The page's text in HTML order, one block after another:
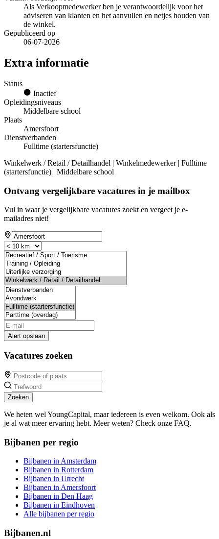
Als Verkoopmedewerker ben je verantwoordelijk voor het
adviseren van klanten en het aanvullen en netjes houden van
de winkel.
Gepubliceerd op
06-07-2026
Extra informatie
Status
Inactief
Opleidingsniveaus
Middelbare school
Plaats
Amersfoort
Dienstverbanden
Fulltime (startersfunctie)
Winkelwerk / Retail / Detailhandel | Winkelmedewerker | Fulltime
(startersfunctie) | Middelbare school
Ontvang vergelijkbare vacatures in je mailbox
Vul in waar je vergelijkbare vacatures zoekt en vergeet je e-
mailadres niet!
Alert opslaan
Vacatures zoeken
Zoeken
We heten wel YoungCapital, maar iedereen is even welkom. Ook als
je al wat meer ervaring hebt. Meer weten? Check onze FAQ.
Bijbanen per regio
Bijbanen in Amsterdam
Bijbanen in Rotterdam
Bijbanen in Utrecht
Bijbanen in Amersfoort
Bijbanen in Den Haag
Bijbanen in Eindhoven
Alle bijbanen per regio
Bijbanen.nl